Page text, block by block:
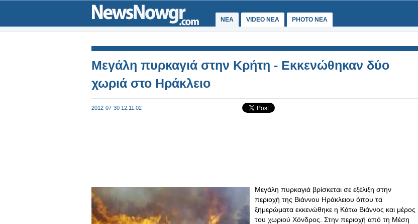
ΝΕΑ VIDEO NEA PHOTO NEA
Μεγάλη πυρκαγιά στην Κρήτη - Εκκενώθηκαν δύο
χωριά στο Ηράκλειο
2012-07-30 12:11:02
Μεγάλη πυρκαγιά βρίσκεται σε εξέλιξη στην
περιοχή της Βιάννου Ηράκλειου όπου τα
ξημερώματα εκκενώθηκε η Κάτω Βιάννος και μέρος
του χωριού Χόνδρος. Στην περιοχή από τη Μέση